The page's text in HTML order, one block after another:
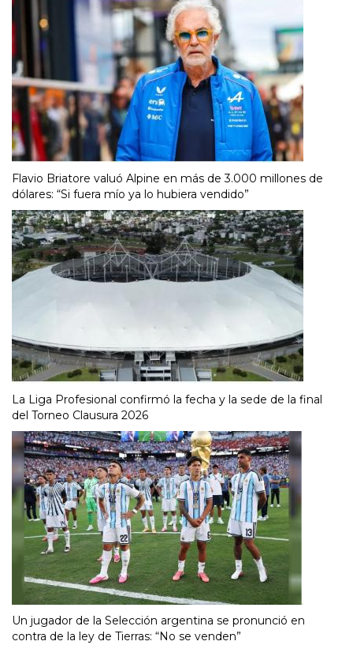
Flavio Briatore valuó Alpine en más de 3.000 millones de
dólares: “Si fuera mío ya lo hubiera vendido”
La Liga Profesional confirmó la fecha y la sede de la final
del Torneo Clausura 2026
Un jugador de la Selección argentina se pronunció en
contra de la ley de Tierras: “No se venden”